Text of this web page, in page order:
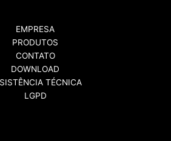
EMPRESA
PRODUTOS
CONTATO
DOWNLOAD
TÉCNICA
LGPD